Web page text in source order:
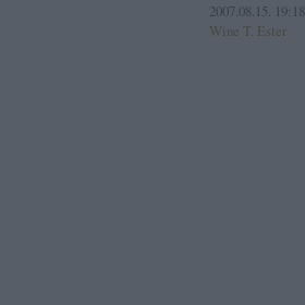
2007.08.15. 19:18
Wine T. Ester